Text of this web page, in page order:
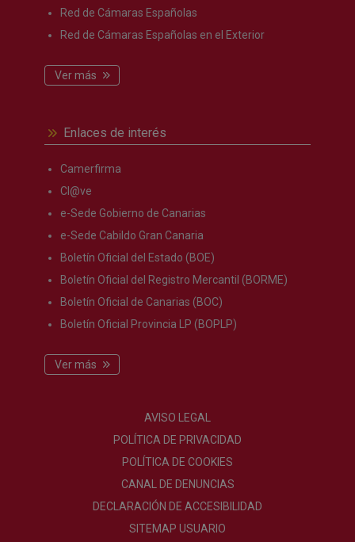
Red de Cámaras Españolas
Red de Cámaras Españolas en el Exterior
Ver más
Enlaces de interés
Camerfirma
Cl@ve
e-Sede Gobierno de Canarias
e-Sede Cabildo Gran Canaria
Boletín Oficial del Estado (BOE)
Boletín Oficial del Registro Mercantil (BORME)
Boletín Oficial de Canarias (BOC)
Boletín Oficial Provincia LP (BOPLP)
Ver más
AVISO LEGAL
POLÍTICA DE PRIVACIDAD
POLÍTICA DE COOKIES
CANAL DE DENUNCIAS
DECLARACIÓN DE ACCESIBILIDAD
SITEMAP USUARIO